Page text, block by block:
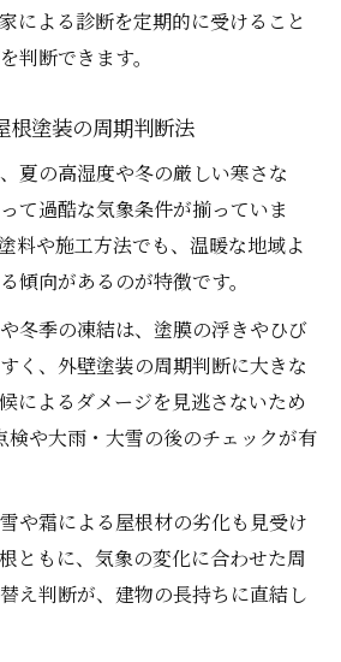
外壁屋根塗装の劣化の兆候とは
活用できる外壁屋根塗装のす
で使える補助金や助成金の基
外壁屋根塗装助成制度の活用法
装の費用を抑える補助金情報
と助成金申請の注意点まとめ
壁屋根塗装助成金利用のポイン
業者を避けるための見分け方
装のトラブルを防ぐ業者選び術
装業者の契約前チェックリスト
による診断を定期的に受けること
判断できます。
根塗装の周期判断法
夏の高湿度や冬の厳しい寒さな
て過酷な気象条件が揃っていま
料や施工方法でも、温暖な地域よ
傾向があるのが特徴です。
冬季の凍結は、塗膜の浮きやひび
く、外壁塗装の周期判断に大きな
によるダメージを見逃さないため
検や大雨・大雪の後のチェックが有
や霜による屋根材の劣化も見受け
ともに、気象の変化に合わせた周
え判断が、建物の長持ちに直結し